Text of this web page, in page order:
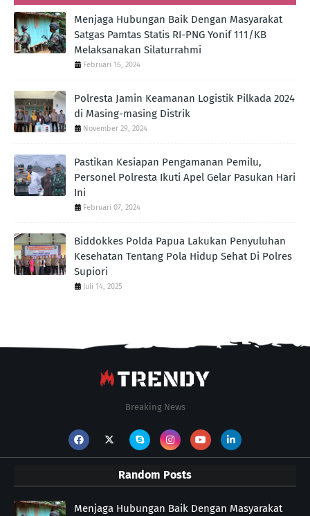
Menjaga Hubungan Baik Dengan Masyarakat
Satgas Pamtas Statis RI-PNG Yonif 111/KB
Melaksanakan Silaturrahmi
Februari 16, 2024
Polresta Jamin Keamanan Logistik Pilkada 2024
di Masing-masing Distrik
November 29, 2024
Pastikan Kesiapan Pengamanan Pemilu,
Personel Polresta Ikuti Apel Gelar Pasukan Hari
Ini
Februari 07, 2024
Biddokkes Polda Papua Lakukan Penyuluhan
Kesehatan Tentang Pola Hidup Sehat Di Polres
Supiori
Juli 14, 2025
Breaking News
Random Posts
Menjaga Hubungan Baik Dengan Masyarakat